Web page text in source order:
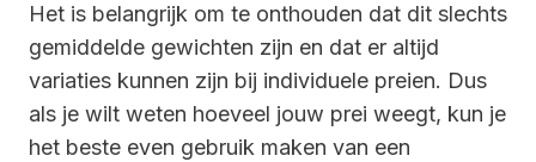
Het is belangrijk om te onthouden dat dit slechts
gemiddelde gewichten zijn en dat er altijd
variaties kunnen zijn bij individuele preien. Dus
als je wilt weten hoeveel jouw prei weegt, kun je
het beste even gebruik maken van een